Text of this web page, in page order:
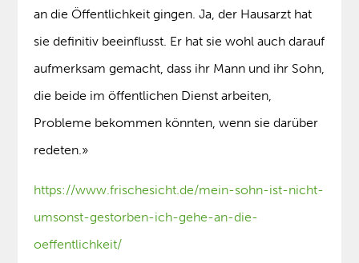
an die Öffentlichkeit gingen. Ja, der Hausarzt hat
sie definitiv beeinflusst. Er hat sie wohl auch darauf
aufmerksam gemacht, dass ihr Mann und ihr Sohn,
die beide im öffentlichen Dienst arbeiten,
Probleme bekommen könnten, wenn sie darüber
redeten.»
https://www.frischesicht.de/mein-sohn-ist-nicht-
umsonst-gestorben-ich-gehe-an-die-
oeffentlichkeit/